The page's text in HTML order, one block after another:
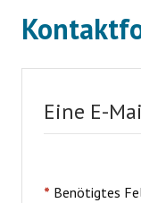
Eine E-
* Benötigtes